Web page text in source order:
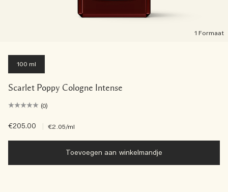
1 Formaat
100 ml
Scarlet Poppy Cologne Intense
(0)
€205.00 €2.05/ml
Toevoegen aan winkelmandje